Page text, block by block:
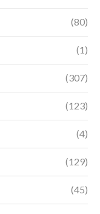
CHOOSING
(80)
(1)
(307)
(123)
(4)
(129)
(45)